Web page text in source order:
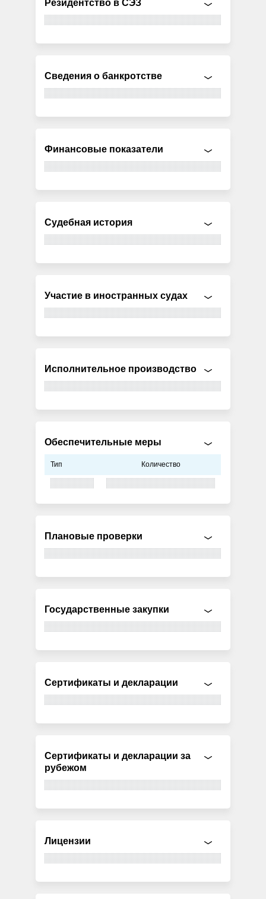
Резидентство в СЭЗ
Сведения о банкротстве
Финансовые показатели
Судебная история
Участие в иностранных судах
Исполнительное производство
Обеспечительные меры
Тип Количество
Плановые проверки
Государственные закупки
Сертификаты и декларации
Сертификаты и декларации за
рубежом
Лицензии